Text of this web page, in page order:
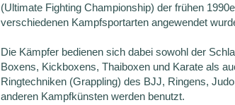
(Ultimate Fighting Championship) der frühen
verschiedenen Kampfsportarten angewendet
Die Kämpfer bedienen sich dabei sowohl der
Boxens, Kickboxens, Thaiboxen und Karate als
Ringtechniken (Grappling) des BJJ, Ringens,
anderen Kampfkünsten werden benutzt.